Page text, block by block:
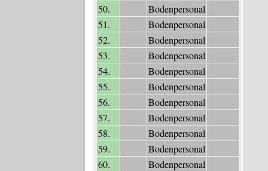
50.
Bodenpersonal
51.
Bodenpersonal
52.
Bodenpersonal
53.
Bodenpersonal
54.
Bodenpersonal
55.
Bodenpersonal
56.
Bodenpersonal
57.
Bodenpersonal
58.
Bodenpersonal
59.
Bodenpersonal
60.
Bodenpersonal